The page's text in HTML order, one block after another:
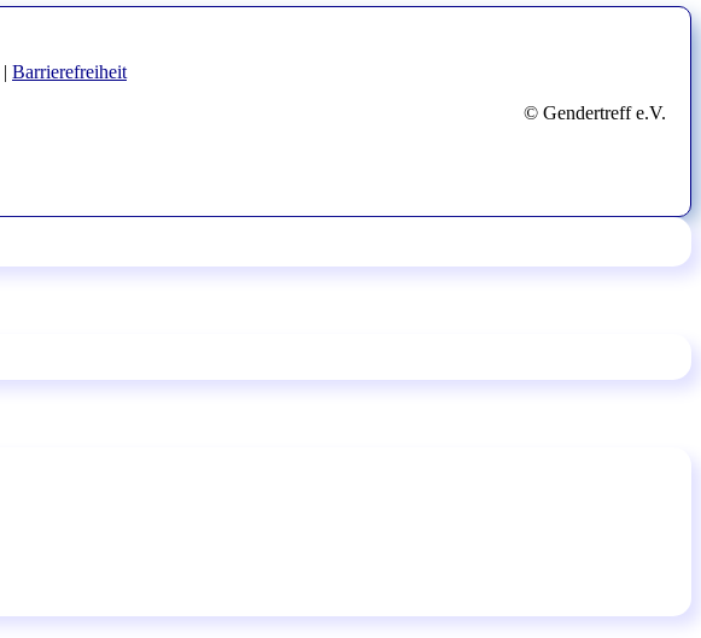
| Barrierefreiheit
© Gendertreff e.V.